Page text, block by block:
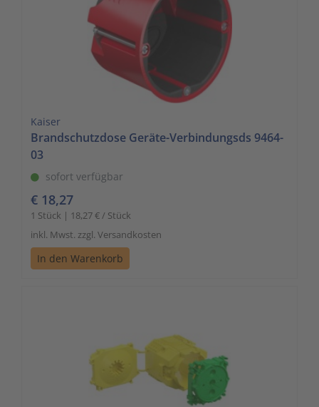
Kaiser
Brandschutzdose Geräte-Verbindungsds 9464-
03
sofort verfügbar
€ 18,27
1 Stück | 18,27 € / Stück
inkl. Mwst. zzgl. Versandkosten
In den Warenkorb